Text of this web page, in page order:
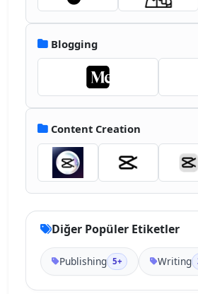
Blogging
Content Creation
Diğer Popüler Etiketler
Publishing 5+ Writing